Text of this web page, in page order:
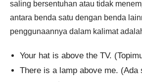
saling bersentuhan atau tidak
antara benda satu dengan benda
penggunaannya dalam kalimat
Your hat is above the TV.
There is a lamp above me. (Ada